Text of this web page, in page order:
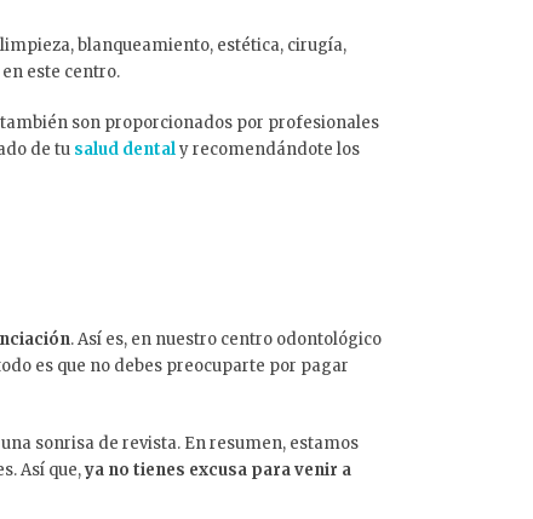
blanqueamiento, estética, cirugía,
este centro.
son proporcionados por profesionales
de tu salud dentaly recomendándote los
. Así es, en nuestro centro odontológico
es que no debes preocuparte por pagar
sonrisa de revista. En resumen, estamos
Así que,ya no tienes excusa para venir a